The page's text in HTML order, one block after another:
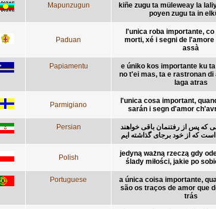
Mapunzugun
kiñe zugu ta müleweay la
poyen zugu ta in
Paduan
l'unica roba importante,
morti, xé i segni de
assà
Papiamentu
e úniko kos importante ku
no t'ei mas, ta e rastronan di
laga atras
Parmigiano
l'unica cosa important,
sarán i segn d'amor
Persian
که پس از رفتنمان باقی خواهند
که از خود برجای گذاشته ايم
Polish
jedyną ważną rzeczą gdy
ślady miłości, jakie po
Portuguese
a única coisa importante,
são os traços de amor que
trás